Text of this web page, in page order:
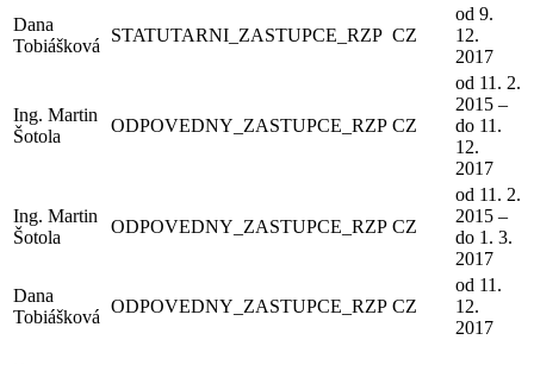
Dana
Tobiášková
STATUTARNI_ZASTUPCE_RZP CZ
od 9.
12.
2017
Ing. Martin
Šotola
ODPOVEDNY_ZASTUPCE_RZP CZ
od 11. 2.
2015 –
do 11.
12.
2017
Ing. Martin
Šotola
ODPOVEDNY_ZASTUPCE_RZP CZ
od 11. 2.
2015 –
do 1. 3.
2017
Dana
Tobiášková
ODPOVEDNY_ZASTUPCE_RZP CZ
od 11.
12.
2017